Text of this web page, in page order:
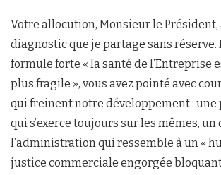
Votre allocution, Monsieur le Président,
diagnostic que je partage sans
formule forte « la santé de l’Entreprise
plus fragile », vous avez pointé avec
qui freinent notre développement : une
qui s’exerce toujours sur les mêmes,
l’administration qui ressemble à un «
justice commerciale engorgée